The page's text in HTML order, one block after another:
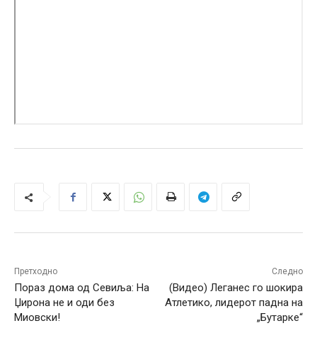
Претходно
Пораз дома од Севиља: На
Џирона не и оди без
Миовски!
Следно
(Видео) Леганес го шокира
Атлетико, лидерот падна на
„Бутарке“